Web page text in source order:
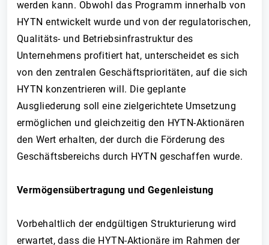
werden kann. Obwohl das Programm innerhalb von
HYTN entwickelt wurde und von der regulatorischen,
Qualitäts- und Betriebsinfrastruktur des
Unternehmens profitiert hat, unterscheidet es sich
von den zentralen Geschäftsprioritäten, auf die sich
HYTN konzentrieren will. Die geplante
Ausgliederung soll eine zielgerichtete Umsetzung
ermöglichen und gleichzeitig den HYTN-Aktionären
den Wert erhalten, der durch die Förderung des
Geschäftsbereichs durch HYTN geschaffen wurde.
Vermögensübertragung und Gegenleistung
Vorbehaltlich der endgültigen Strukturierung wird
erwartet, dass die HYTN-Aktionäre im Rahmen der